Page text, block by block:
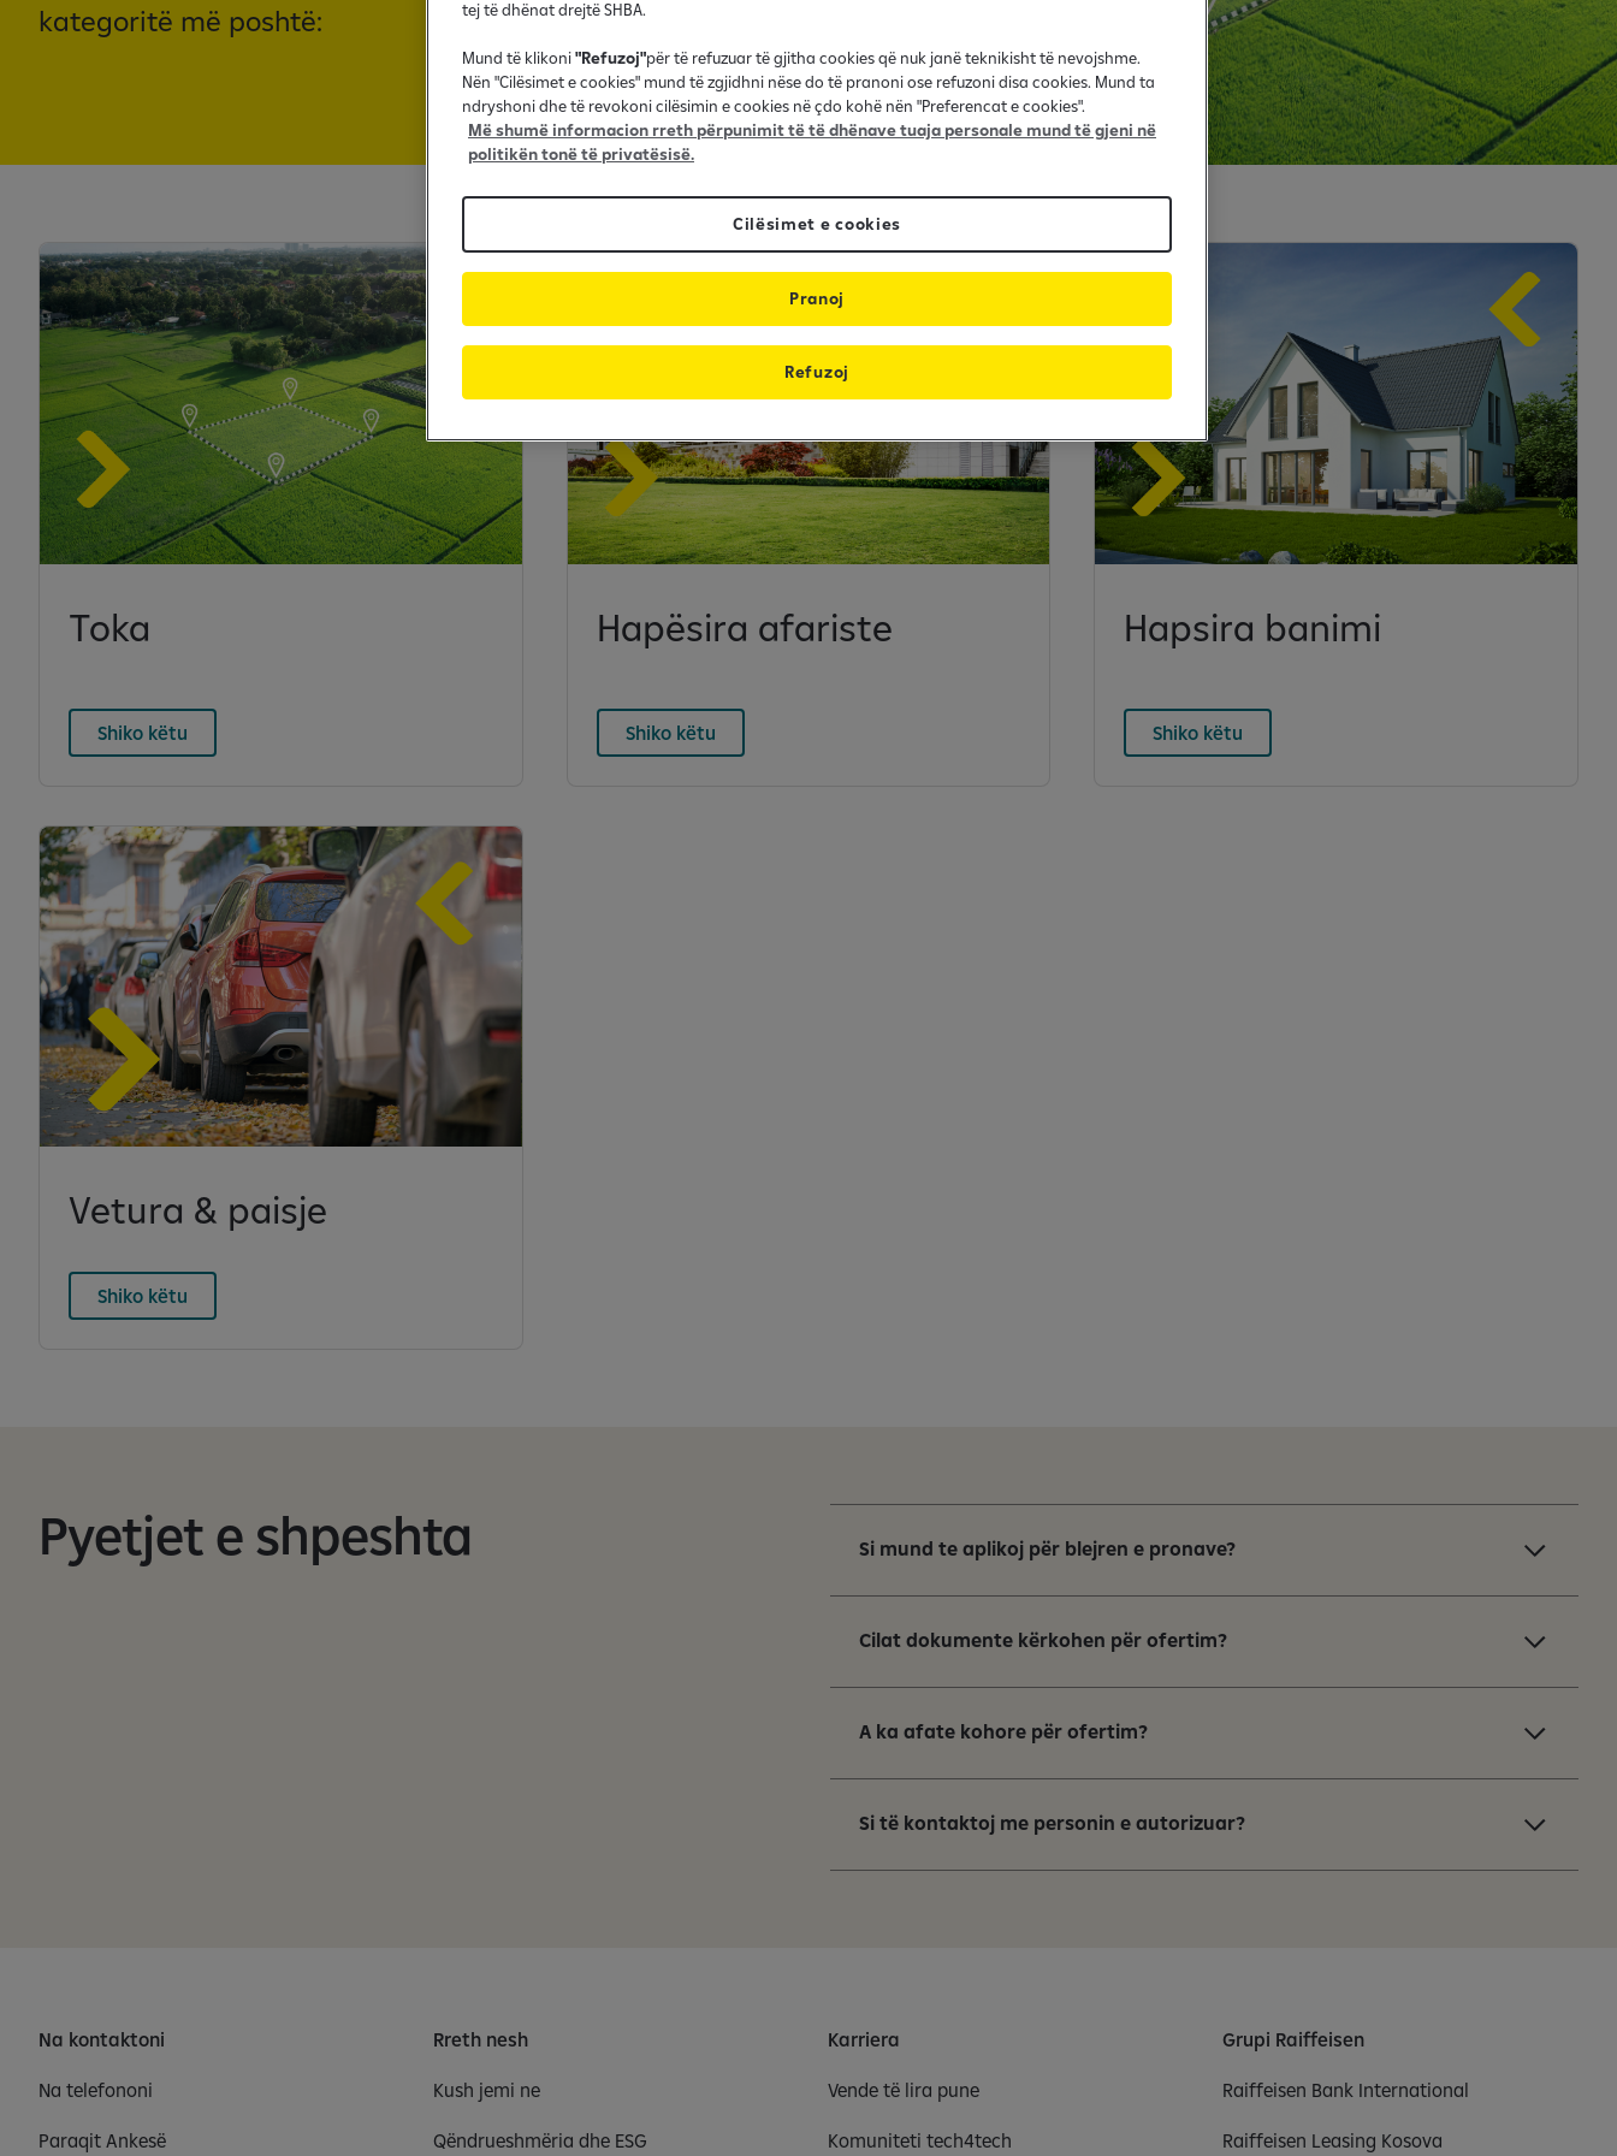
kategoritë më poshtë:
Toka
Shiko këtu
Hapësira afariste
Shiko këtu
Hapsira banimi
Shiko këtu
Vetura & paisje
Shiko këtu
Pyetjet e shpeshta Si mund te aplikoj për blejren e pronave?
Cilat dokumente kërkohen për ofertim?
A ka afate kohore për ofertim?
Si të kontaktoj me personin e autorizuar?
Na kontaktoni
Na telefononi
Paraqit Ankesë
Rreth nesh
Kush jemi ne
Qëndrueshmëria dhe ESG
Karriera
Vende të lira pune
Komuniteti tech4tech
Grupi Raiffeisen
Raiffeisen Bank International
Raiffeisen Leasing Kosova
tej të dhënat drejtë SHBA.
Mund të klikoni"Refuzoj"për të refuzuar të gjitha cookies që nuk janë teknikisht të nevojshme.
Nën "Cilësimet e cookies" mund të zgjidhni nëse do të pranoni ose refuzoni disa cookies. Mund ta
ndryshoni dhe të revokoni cilësimin e cookies në çdo kohë nën "Preferencat e cookies".
Më shumë informacion rreth përpunimit të të dhënave tuaja personale mund të gjeni në
politikën tonë të privatësisë.
Cilësimet e cookies
Refuzoj
Pranoj